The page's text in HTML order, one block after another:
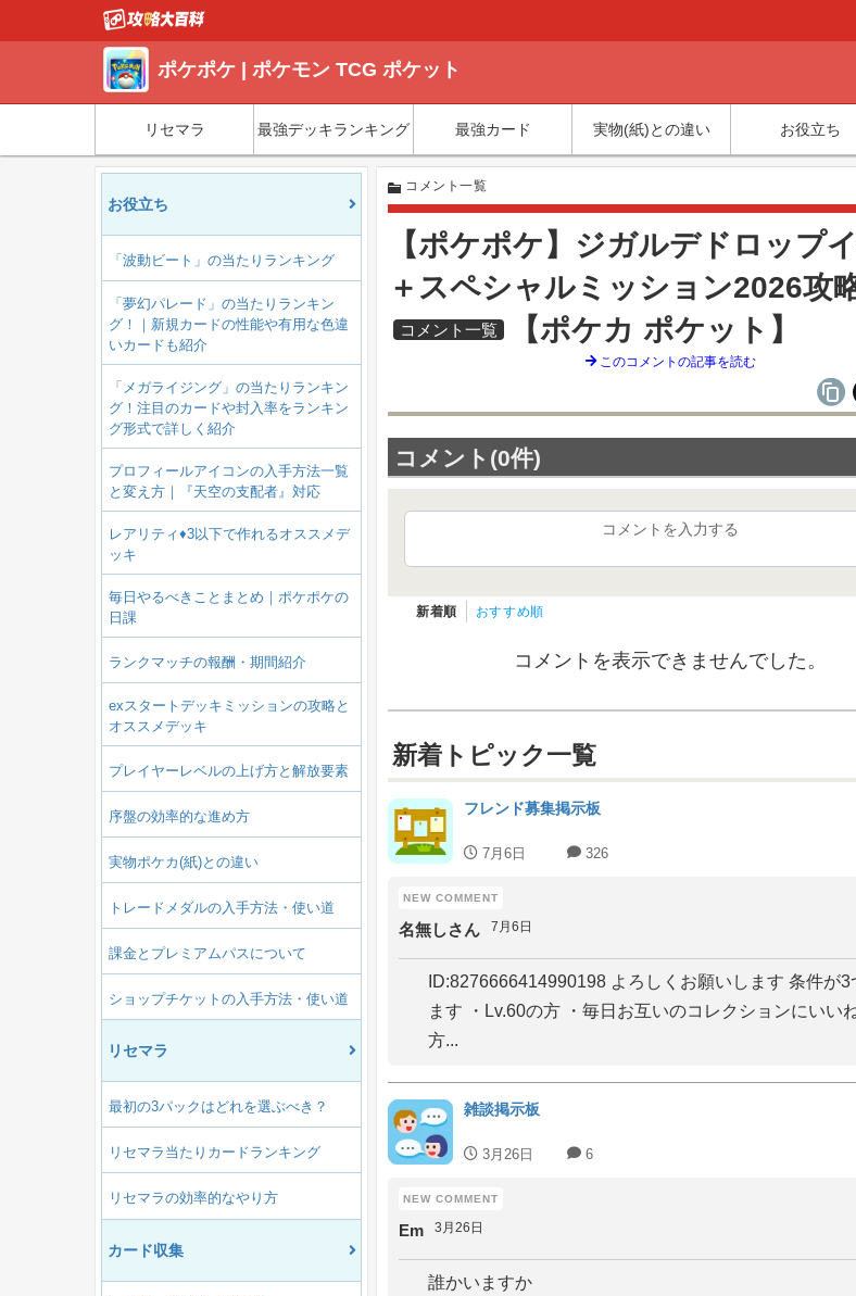
ポケポケ | ポケモン TCG ポケット
リセマラ 最強デッキランキング 最強カード 実物(紙)との違い お役立ち
お役立ち
「波動ビート」の当たりランキング
「夢幻パレード」の当たりランキン
グ！｜新規カードの性能や有用な色違
いカードも紹介
「メガライジング」の当たりランキン
グ！注目のカードや封入率をランキン
グ形式で詳しく紹介
プロフィールアイコンの入手方法一覧
と変え方｜『天空の支配者』対応
レアリティ♦3以下で作れるオススメデ
ッキ
毎日やるべきことまとめ｜ポケポケの
日課
ランクマッチの報酬・期間紹介
exスタートデッキミッションの攻略と
オススメデッキ
プレイヤーレベルの上げ方と解放要素
序盤の効率的な進め方
実物ポケカ(紙)との違い
トレードメダルの入手方法・使い道
課金とプレミアムパスについて
ショップチケットの入手方法・使い道
リセマラ
最初の3パックはどれを選ぶべき？
リセマラ当たりカードランキング
リセマラの効率的なやり方
カード収集
コメント一覧
【ポケポケ】ジガルデドロップ
＋スペシャルミッション2026攻
コメント一覧 【ポケカ ポケット】
このコメントの記事を読む
コメント(0件)
コメントを入力する
新着順 おすすめ順
コメントを表示できませんでした。
新着トピック一覧
フレンド募集掲示板
7月6日 326
名無しさん 7月6日
ID:8276666414990198 よろしくお願いします 条件が3
ます ・Lv.60の方 ・毎日お互いのコレクションにいい
方...
雑談掲示板
3月26日 6
Em 3月26日
誰かいますか